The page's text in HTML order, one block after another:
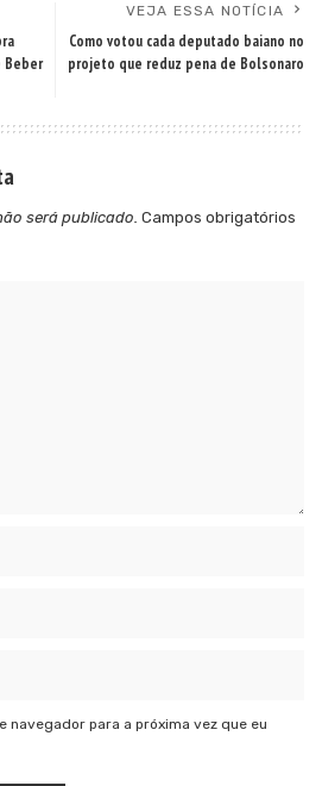
Beber
VEJA ESSA NOTÍCIA
Como votou cada deputado baiano no
projeto que reduz pena de Bolsonaro
será publicado. Campos obrigatórios
navegador para a próxima vez que eu